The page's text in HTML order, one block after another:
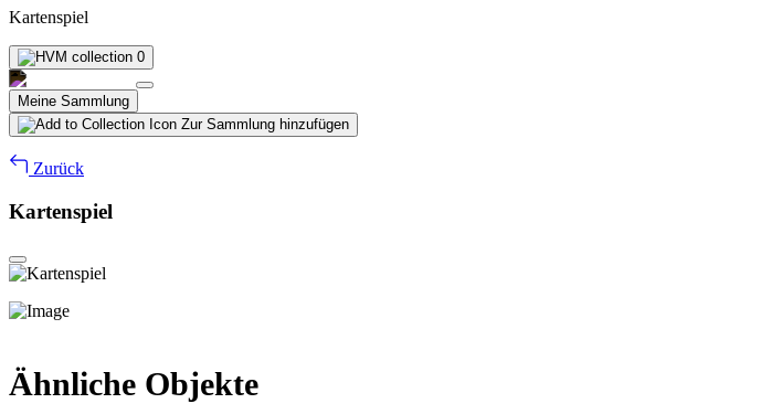
Kartenspiel
0
Meine Sammlung
Zur Sammlung hinzufügen
Zurück
Kartenspiel
Ähnliche Objekte